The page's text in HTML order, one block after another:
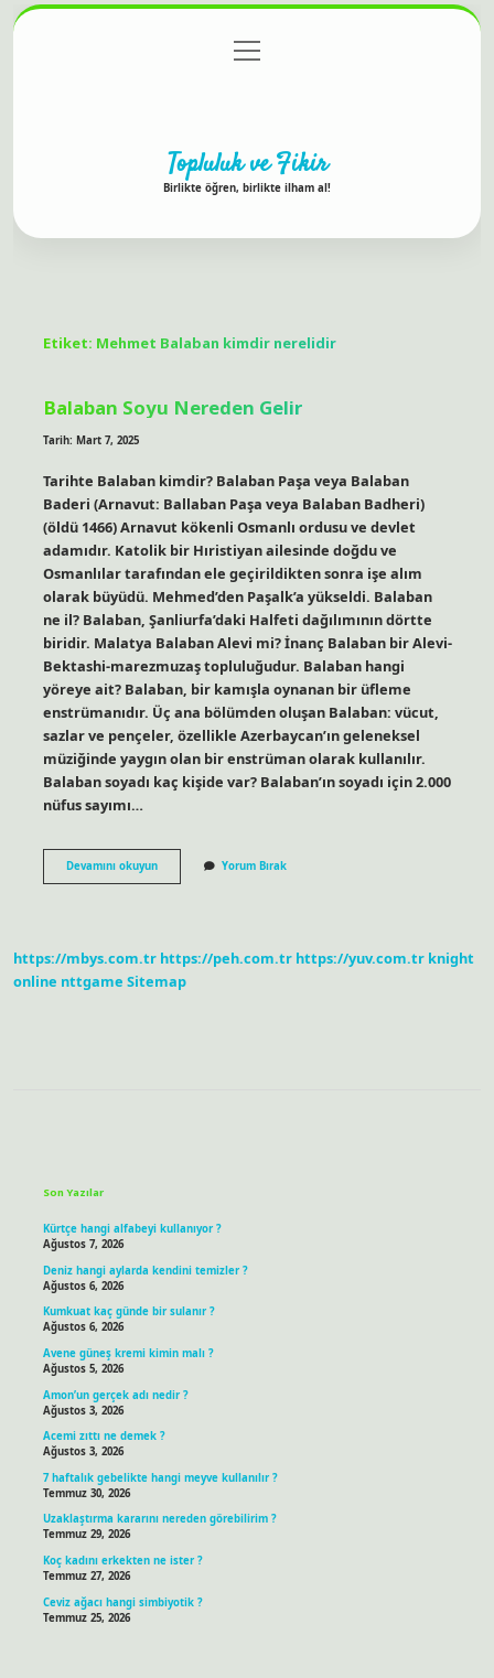
Gizlilik Politikası
menüyü
aç
Topluluk ve Fikir
Birlikte öğren, birlikte ilham al!
Etiket: Mehmet Balaban kimdir nerelidir
Balaban Soyu Nereden Gelir
Tarih: Mart 7, 2025
Tarihte Balaban kimdir? Balaban Paşa veya Balaban
Baderi (Arnavut: Ballaban Paşa veya Balaban Badheri)
(öldü 1466) Arnavut kökenli Osmanlı ordusu ve devlet
adamıdır. Katolik bir Hıristiyan ailesinde doğdu ve
Osmanlılar tarafından ele geçirildikten sonra işe alım
olarak büyüdü. Mehmed’den Paşalk’a yükseldi. Balaban
ne il? Balaban, Şanliurfa’daki Halfeti dağılımının dörtte
biridir. Malatya Balaban Alevi mi? İnanç Balaban bir Alevi-
Bektashi-marezmuzaş topluluğudur. Balaban hangi
yöreye ait? Balaban, bir kamışla oynanan bir üfleme
enstrümanıdır. Üç ana bölümden oluşan Balaban: vücut,
sazlar ve pençeler, özellikle Azerbaycan’ın geleneksel
müziğinde yaygın olan bir enstrüman olarak kullanılır.
Balaban soyadı kaç kişide var? Balaban’ın soyadı için 2.000
nüfus sayımı…
Devamını okuyunBalaban
Soyu
Yorum Bırak
https://mbys.com.tr https://peh.com.tr https://yuv.com.tr knight
online nttgame Sitemap
Son Yazılar
Kürtçe hangi alfabeyi kullanıyor ?
Ağustos 7, 2026
Deniz hangi aylarda kendini temizler ?
Ağustos 6, 2026
Kumkuat kaç günde bir sulanır ?
Ağustos 6, 2026
Avene güneş kremi kimin malı ?
Ağustos 5, 2026
Amon’un gerçek adı nedir ?
Ağustos 3, 2026
Acemi zıttı ne demek ?
Ağustos 3, 2026
7 haftalık gebelikte hangi meyve kullanılır ?
Temmuz 30, 2026
Uzaklaştırma kararını nereden görebilirim ?
Temmuz 29, 2026
Koç kadını erkekten ne ister ?
Temmuz 27, 2026
Ceviz ağacı hangi simbiyotik ?
Temmuz 25, 2026